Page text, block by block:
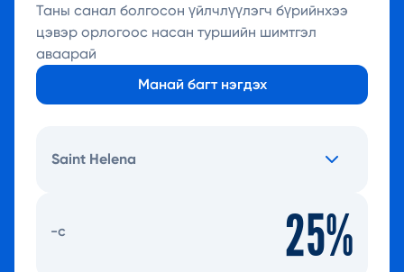
Таны санал болгосон үйлчлүүлэгч бүрийнхээ
цэвэр орлогоос насан туршийн шимтгэл
аваарай
Манай багт нэгдэх
Saint Helena
-с 25%